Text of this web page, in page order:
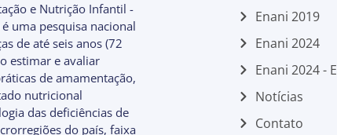
e Nutrição Infantil -
uma pesquisa nacional
de até seis anos (72
estimar e avaliar
de amamentação,
nutricional
das deficiências de
do país, faixa
Enani 2019
Enani 2024
Enani 2024 -
Notícias
Contato